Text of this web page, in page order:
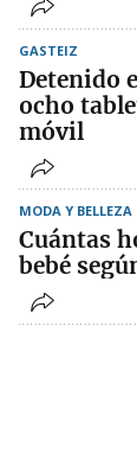
GASTEIZ
Detenido
ocho
móvil
MODA Y BELLEZA
Cuántas
bebé